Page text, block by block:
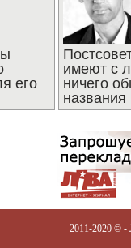
его
имеют с
ничего
названия
2011-2020 © -